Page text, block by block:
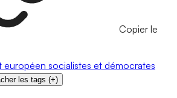
Copier le
européen socialistes et démocrates
les tags (+)